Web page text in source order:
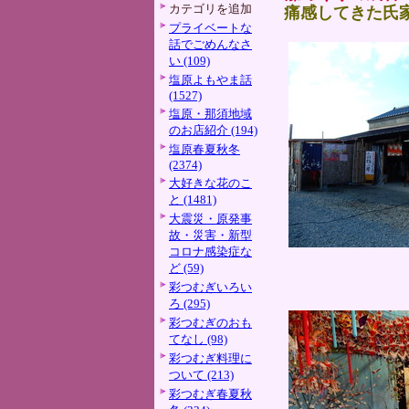
カテゴリを追加
プライベートな
話でごめんなさ
い (109)
塩原よもやま話
(1527)
塩原・那須地域
のお店紹介 (194)
塩原春夏秋冬
(2374)
大好きな花のこ
と (1481)
大震災・原発事
故・災害・新型
コロナ感染症な
ど (59)
彩つむぎいろい
ろ (295)
彩つむぎのおも
てなし (98)
彩つむぎ料理に
ついて (213)
彩つむぎ春夏秋
痛感してきた氏